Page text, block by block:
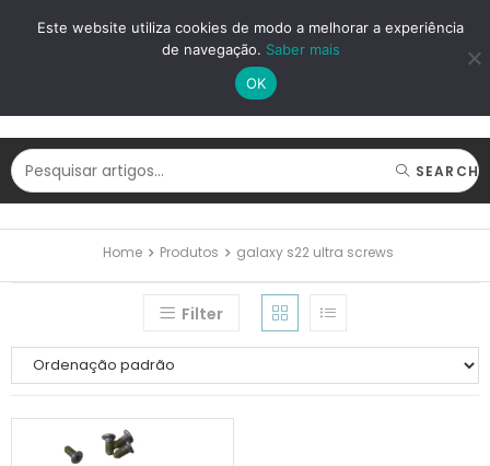
LOGIN REGISTAR
SEARCH
Home Produtos galaxy s22 ultra screws
Filter
Este website utiliza cookies de modo a melhorar a experiência
de navegação. Saber mais
OK